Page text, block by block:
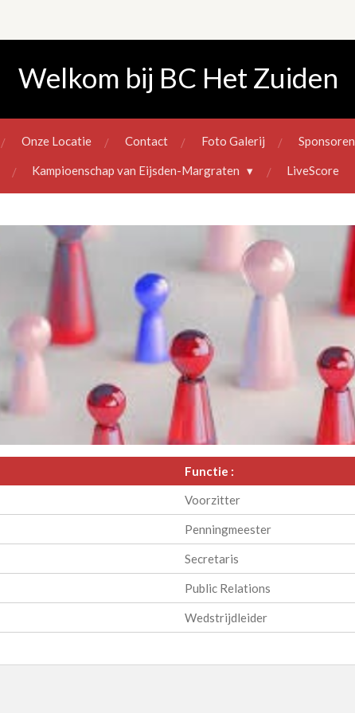
Welkom bij BC Het Zuiden
Onze Locatie Contact Foto Galerij Sponsoren
Kampioenschap van Eijsden-Margraten LiveScore
Functie :
Voorzitter
Penningmeester
Secretaris
Public Relations
Wedstrijdleider